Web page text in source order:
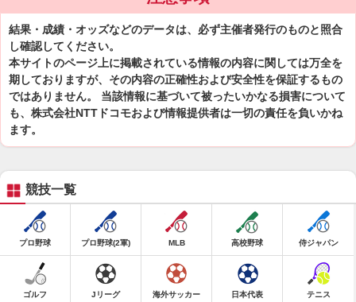
結果・成績・オッズなどのデータは、必ず主催者発行のものと照合
し確認してください。
本サイトのページ上に掲載されている情報の内容に関しては万全を
期しておりますが、その内容の正確性および安全性を保証するもの
ではありません。 当該情報に基づいて被ったいかなる損害について
も、株式会社NTTドコモおよび情報提供者は一切の責任を負いかね
ます。
競技一覧
プロ野球 プロ野球(2軍) MLB 高校野球 侍ジャパン
ゴルフ Jリーグ 海外サッカー 日本代表 テニス